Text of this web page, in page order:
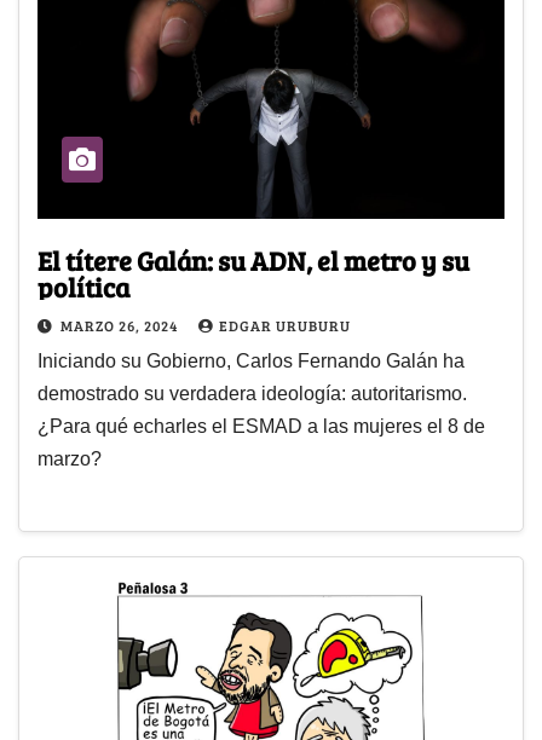
El títere Galán: su ADN, el metro y su
política
MARZO 26, 2024 EDGAR URUBURU
Iniciando su Gobierno, Carlos Fernando Galán ha
demostrado su verdadera ideología: autoritarismo.
¿Para qué echarles el ESMAD a las mujeres el 8 de
marzo?